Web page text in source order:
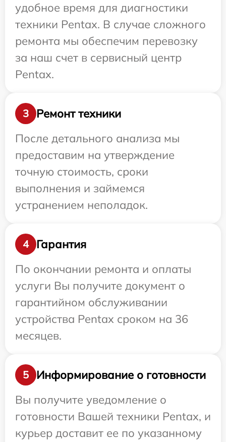
удобное время для диагностики
техники Pentax. В случае сложного
ремонта мы обеспечим перевозку
за наш счет в сервисный центр
Pentax.
3
Ремонт техники
После детального анализа мы
предоставим на утверждение
точную стоимость, сроки
выполнения и займемся
устранением неполадок.
4
Гарантия
По окончании ремонта и оплаты
услуги Вы получите документ о
гарантийном обслуживании
устройства Pentax сроком на 36
месяцев.
5
Информирование о готовности
Вы получите уведомление о
готовности Вашей техники Pentax, и
курьер доставит ее по указанному